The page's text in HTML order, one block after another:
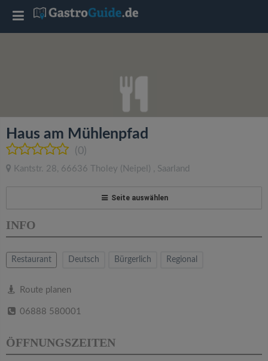
Haus am Mühlenpfad
(0)
Kantstr. 28, 66636 Tholey (Neipel) , Saarland
Seite auswählen
INFO
Restaurant Deutsch Bürgerlich Regional
Route planen
06888 580001
ÖFFNUNGSZEITEN
T
l
e
a
v